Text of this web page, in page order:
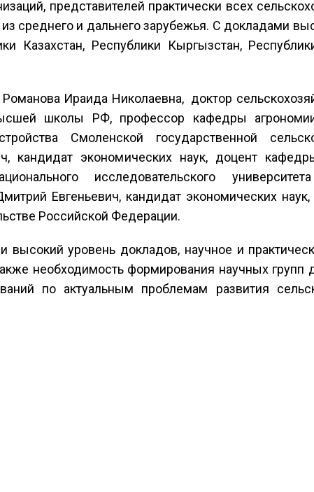
представителей практически всех
среднего и дальнего зарубежья. С докладами
Казахстан, Республики Кыргызстан,
Ираида Николаевна, доктор
школы РФ, профессор кафедры
Смоленской государственной
кандидат экономических наук, доцент
исследовательского
Евгеньевич, кандидат экономических
Российской Федерации.
высокий уровень докладов, научное и
необходимость формирования научных групп
по актуальным проблемам развития